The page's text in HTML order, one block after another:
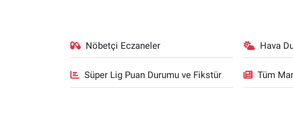
Nöbetçi Eczaneler Hava
Süper Lig Puan Durumu ve Fikstür Tüm